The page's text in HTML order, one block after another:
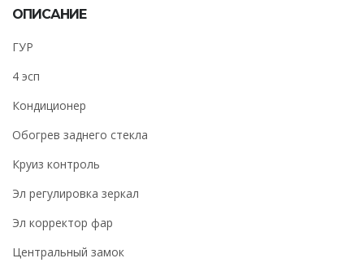
ОПИСАНИЕ
ГУР
4 эсп
Кондиционер
Обогрев заднего стекла
Круиз контроль
Эл регулировка зеркал
Эл корректор фар
Центральный замок